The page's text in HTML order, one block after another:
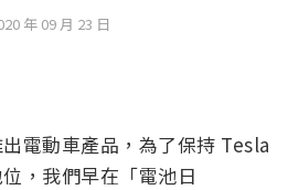
年 09 月 23 日
電動車產品，為了保持 Tesla
，我們早在「電池日